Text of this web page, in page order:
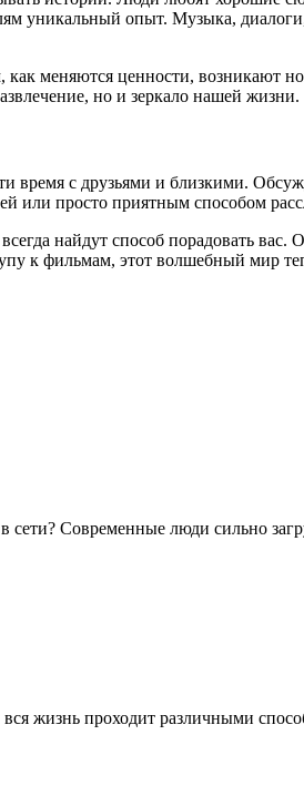
уникальный опыт. Музыка,
меняются ценности, возникают
но и зеркало нашей жизни.
время с друзьями и близкими.
или просто приятным способом
найдут способ порадовать вас.
к фильмам, этот волшебный мир
сети? Современные люди сильно
жизнь проходит различными